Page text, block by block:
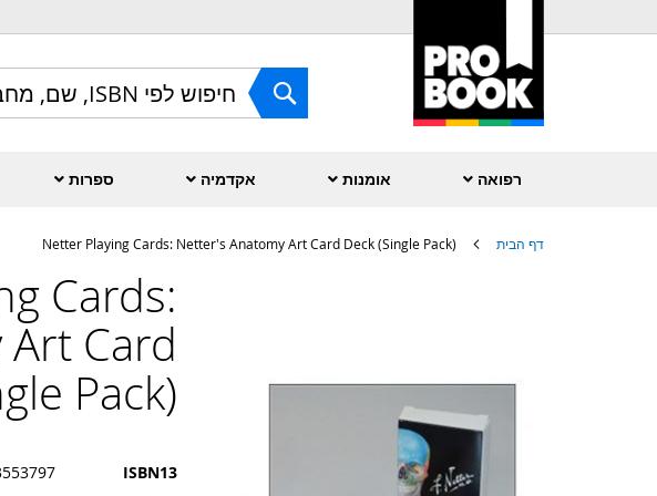
to
Content
חפש
רפואה אומנות אקדמיה ספרות
דף הבית Netter Playing Cards: Netter's Anatomy Art Card Deck (Single Pack)
Cards:
Card
Pack)
ISBN13